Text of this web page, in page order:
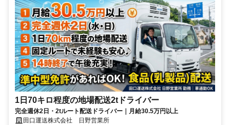
1日70キロ程度の地場配送2tドライバー
完全週休2日・2tルート配送ドライバー｜月給30.5万円以上
田口運送株式会社 日野営業所